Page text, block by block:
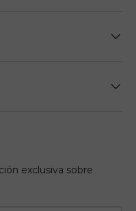
exclusiva sobre